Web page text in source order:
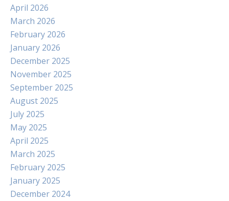
April 2026
March 2026
February 2026
January 2026
December 2025
November 2025
September 2025
August 2025
July 2025
May 2025
April 2025
March 2025
February 2025
January 2025
December 2024